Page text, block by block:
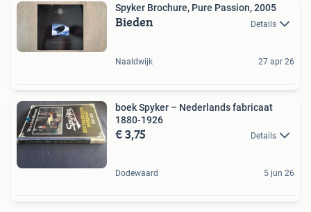
Spyker Brochure, Pure Passion, 2005
Bieden Details
Naaldwijk 27 apr 26
boek Spyker – Nederlands fabricaat
1880-1926
€ 3,75 Details
Dodewaard 5 jun 26